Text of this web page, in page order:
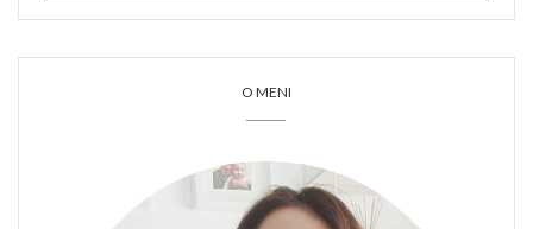
O MENI